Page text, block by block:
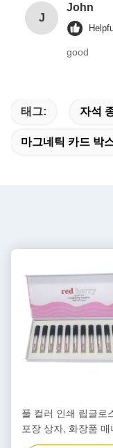
J
John
good
태그: 자석
마그네틱 카드 박
풀 컬러 인쇄 립글로
포장 상자, 화장품 매
선물 상자